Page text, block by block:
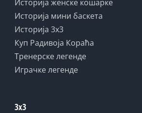
Историја женске кошарке
Историја мини баскета
Историја 3x3
Куп Радивоја Кораћа
Тренерске легенде
Играчке легенде
3x3